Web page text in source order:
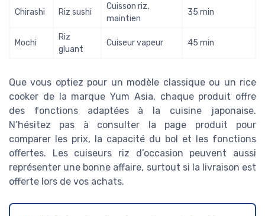
Chirashi Riz sushi
Cuisson riz,
maintien
35 min
Mochi
Riz
gluant
Cuiseur vapeur 45 min
Que vous optiez pour un modèle classique ou un rice
cooker de la marque Yum Asia, chaque produit offre
des fonctions adaptées à la cuisine japonaise.
N’hésitez pas à consulter la page produit pour
comparer les prix, la capacité du bol et les fonctions
offertes. Les cuiseurs riz d’occasion peuvent aussi
représenter une bonne affaire, surtout si la livraison est
offerte lors de vos achats.